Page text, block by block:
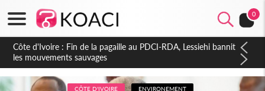
0
Côte d'Ivoire : Ouattara promet des sanctions contre les
déguerpissements illégaux
CÔTE D'IVOIRE ENVIRONEMENT